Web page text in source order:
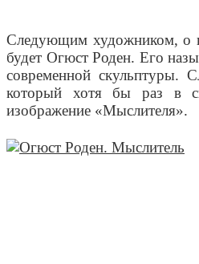
Следующим художником, о
будет Огюст Роден. Его
современной скульптуры.
который хотя бы раз в
изображение «Мыслителя».